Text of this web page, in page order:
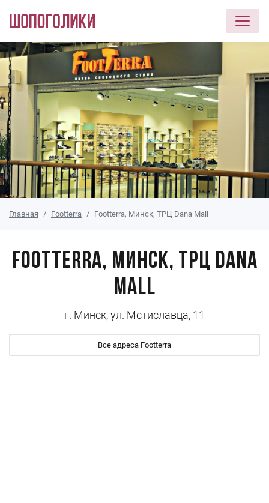
Перейти к основному содержанию
Главная Footterra Footterra, Минск, ТРЦ Dana Mall
Footterra, Минск, ТРЦ Dana
Mall
г. Минск, ул. Мстиславца, 11
Все адреса Footterra